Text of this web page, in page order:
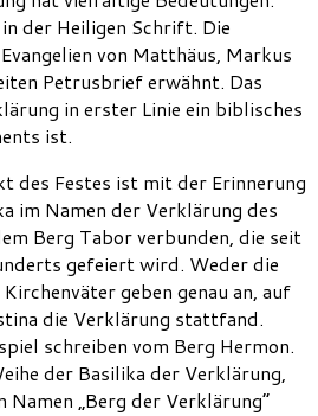
der Heiligen Schrift. Die
von Matthäus, Markus
Petrusbrief erwähnt. Das
in erster Linie ein biblisches
ist.
des Festes ist mit der Erinnerung
im Namen der Verklärung des
Berg Tabor verbunden, die seit
gefeiert wird. Weder die
geben genau an, auf
die Verklärung stattfand.
schreiben vom Berg Hermon.
der Basilika der Verklärung,
Namen „Berg der Verklärung“